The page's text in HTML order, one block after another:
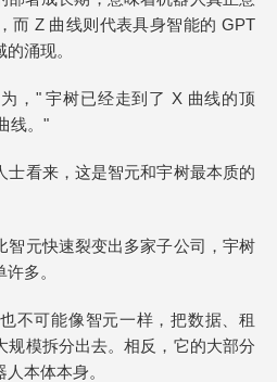
而 Z 曲线则代表具身智能的 GPT
涌现。
，" 宇树已经走到了 X 曲线的顶
线。"
士看来，这是智元和宇树最本质的
智元快速裂变出多家子公司，宇树
多。
不可能像智元一样，把数据、租
规模拆分出去。相反，它的大部分
本体本身。